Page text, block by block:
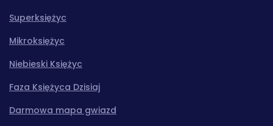
Superksiężyc
Mikroksiężyc
Niebieski Księżyc
Faza Księżyca Dzisiaj
Darmowa mapa gwiazd